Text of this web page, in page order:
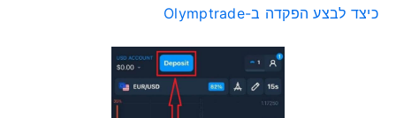
כיצד לבצע הפקדה ב-Olymptrade